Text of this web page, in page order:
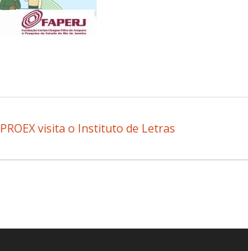
Previous
PROEX visita o Instituto de Letras